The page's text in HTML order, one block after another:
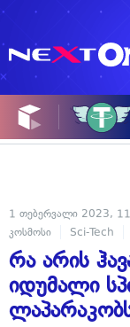
1 თებერვალი 2023,
კოსმოსი
Sci-Tech
რა არის
იდუმალი